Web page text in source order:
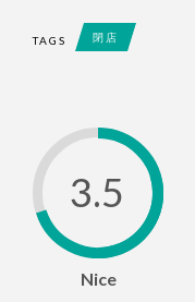
TAGS 閉店
3.5
Nice